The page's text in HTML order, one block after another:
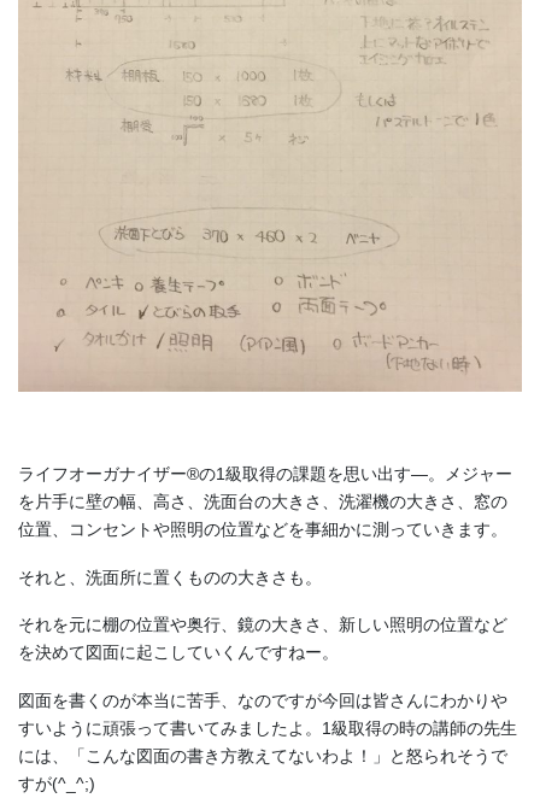
ライフオーガナイザー®の1級取得の課題を思い出す―。メジャー
を片手に壁の幅、高さ、洗面台の大きさ、洗濯機の大きさ、窓の
位置、コンセントや照明の位置などを事細かに測っていきます。
それと、洗面所に置くものの大きさも。
それを元に棚の位置や奥行、鏡の大きさ、新しい照明の位置など
を決めて図面に起こしていくんですねー。
図面を書くのが本当に苦手、なのですが今回は皆さんにわかりや
すいように頑張って書いてみましたよ。1級取得の時の講師の先生
には、「こんな図面の書き方教えてないわよ！」と怒られそうで
すが(^_^;)